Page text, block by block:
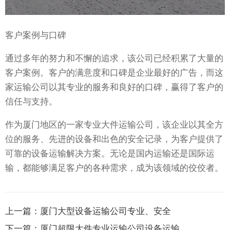
客户案例与口碑
通过多年的努力和不懈的追求，该公司已经积累了大量的
客户案例。客户的满意度和口碑是企业最好的广告，而这
家运输公司以其专业的服务和良好的口碑，赢得了客户的
信任与支持。
作为厦门地区的一家专业大件运输公司，该企业以其全方
位的服务、先进的设备和出色的安全记录，为客户提供了
可靠的设备运输解决方案。无论是国内运输还是国际运
输，都能够满足客户的各种需求，成为该领域的佼佼者。
上一篇： 厦门大型设备运输公司专业、安全